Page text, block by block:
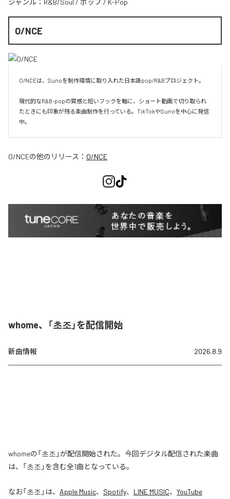
ジャンル： R&B/Soul / ポップ / K-Pop
O/NCE
O/NCEは、Sunoを制作環境に取り入れた日本語pop/R&Bプロジェクト。
現代的なR&B-popの質感と短いフックを軸に、ショート動画で切り取られ
たときにも印象が残る楽曲制作を行っている。TikTokやSunoを中心に発信
O/NCEの他のリリース： O/NCE
whome、「초조」を配信開始
新曲情報 2026.8.9
whomeの「초조」が配信開始された。今回デジタル配信された楽曲
は、「초조」を含む全1曲となっている。
なお「초조 」は、 Apple Music、 Spotify、 LINE MUSIC、 YouTube